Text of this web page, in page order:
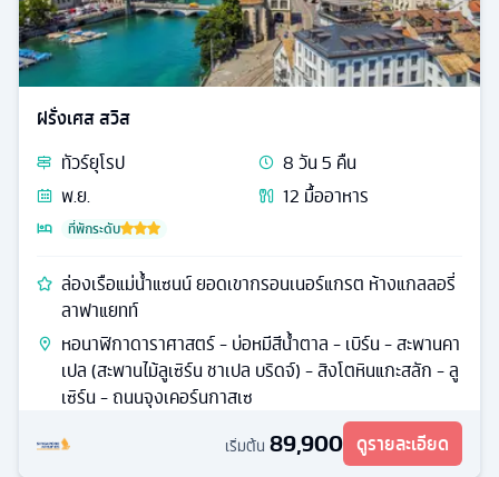
ฝรั่งเศส สวิส
ทัวร์ยุโรป 8วัน5 คืน
พ.ย.
12 มื้ออาหาร
ที่พักระดับ
ล่องเรือแม่น้ำแซนน์ ยอดเขากรอนเนอร์แกรต ห้างแกลลอรี่
ลาฟาแยทท์
หอนาฬิกาดาราศาสตร์ - บ่อหมีสีน้ําตาล - เบิร์น - สะพานคา
เปล (สะพานไม้ลูเซิร์น ชาเปล บริดจ์) - สิงโตหินแกะสลัก - ลู
เซิร์น - ถนนจุงเคอร์นกาสเซ
เริ่มต้น 89,900 ดูรายละเอียด